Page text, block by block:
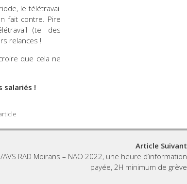
le télétravail
fait contre. Pire
(tel des
relances !
que cela ne
salariés !
Article Suivant
AVS RAD Moirans – NAO 2022, une heure d’information
payée, 2H minimum de grève